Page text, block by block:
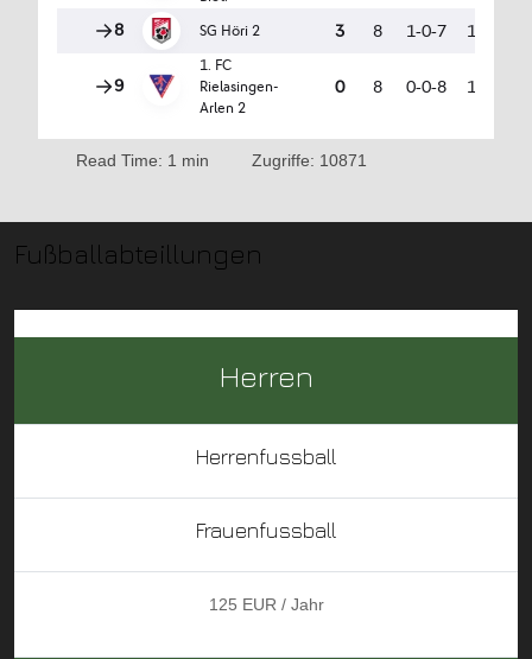
Read Time: 1 min Zugriffe: 10871
Fußballabteillungen
Herren
Herrenfussball
Frauenfussball
125 EUR / Jahr